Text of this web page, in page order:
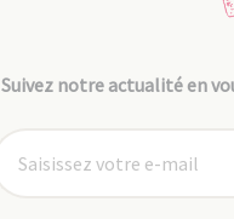
Suivez notre actualité en